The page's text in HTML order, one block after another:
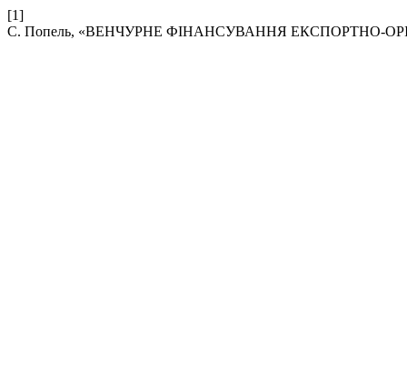
[1]
С. Попель, «ВЕНЧУРНЕ ФІНАНСУВАННЯ ЕКСПОРТНО-